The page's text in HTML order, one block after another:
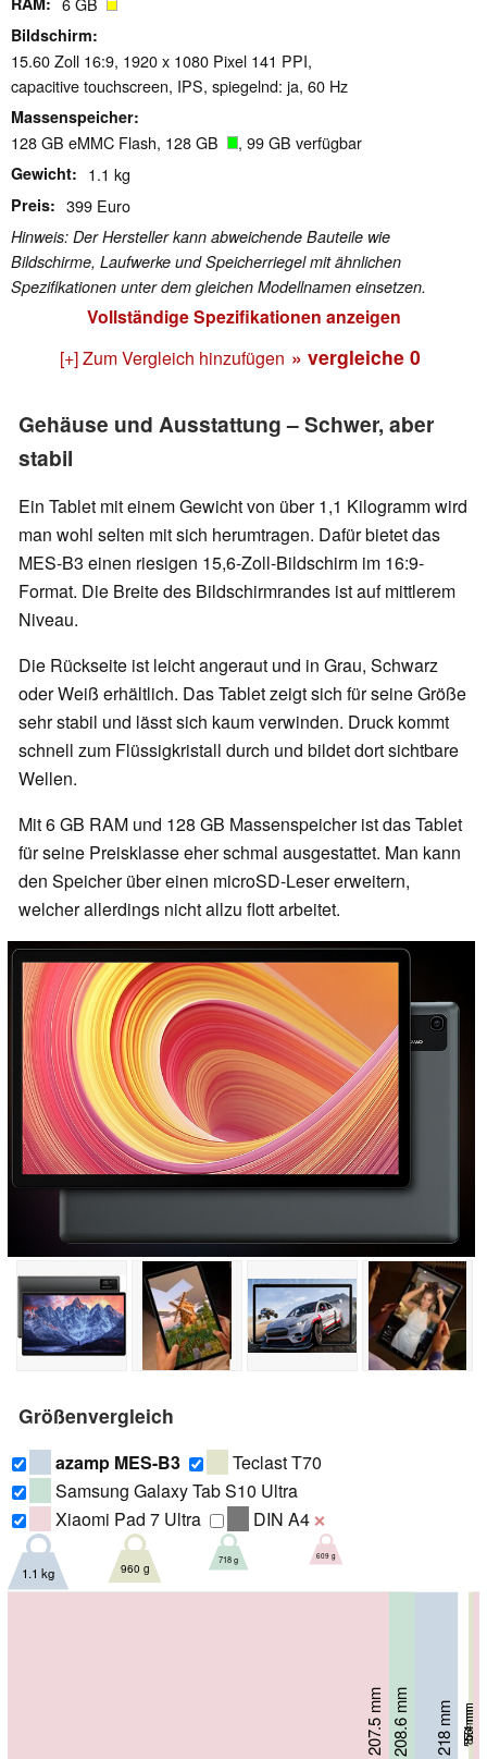
Bildschirm
15.60 Zoll 16:9, 1920 x 1080 Pixel 141 PPI,
capacitive touchscreen, IPS, spiegelnd: ja, 60 Hz
Massenspeicher
128 GB eMMC Flash, 128 GB , 99 GB verfügbar
Gewicht 1.1 kg
Preis 399 Euro
Hinweis: Der Hersteller kann abweichende Bauteile wie
Bildschirme, Laufwerke und Speicherriegel mit ähnlichen
Spezifikationen unter dem gleichen Modellnamen einsetzen.
Vollständige Spezifikationen anzeigen
[+] Zum Vergleich hinzufügen » vergleiche 0
Gehäuse und Ausstattung – Schwer, aber
stabil
Ein Tablet mit einem Gewicht von über 1,1 Kilogramm wird
man wohl selten mit sich herumtragen. Dafür bietet das
MES-B3 einen riesigen 15,6-Zoll-Bildschirm im 16:9-
Format. Die Breite des Bildschirmrandes ist auf mittlerem
Niveau.
Die Rückseite ist leicht angeraut und in Grau, Schwarz
oder Weiß erhältlich. Das Tablet zeigt sich für seine Größe
sehr stabil und lässt sich kaum verwinden. Druck kommt
schnell zum Flüssigkristall durch und bildet dort sichtbare
Wellen.
Mit 6 GB RAM und 128 GB Massenspeicher ist das Tablet
für seine Preisklasse eher schmal ausgestattet. Man kann
den Speicher über einen microSD-Leser erweitern,
welcher allerdings nicht allzu flott arbeitet.
Größenvergleich
azamp MES-B3
Teclast T70
Samsung Galaxy Tab S10 Ultra
Xiaomi Pad 7 Ultra
DIN A4 ❌
218 mm 5.7 mm
1.1 kg
214 mm 8.6 mm
960 g
208.6 mm 5.4 mm
718 g
207.5 mm 5.1 mm
609 g